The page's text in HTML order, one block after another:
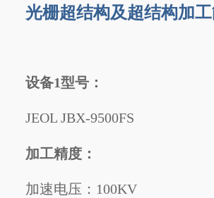
光栅超结构及超结构加工
设备1型号：
JEOL JBX-9500FS
加工精度：
加速电压：100KV